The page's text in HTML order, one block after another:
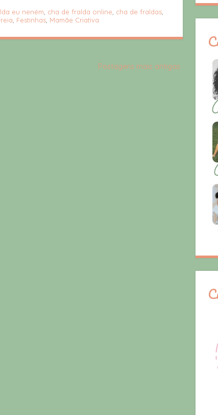
eu neném cha de fralda online cha de fraldas
Festinhas Mamãe Criativa
Postagens mais antigas